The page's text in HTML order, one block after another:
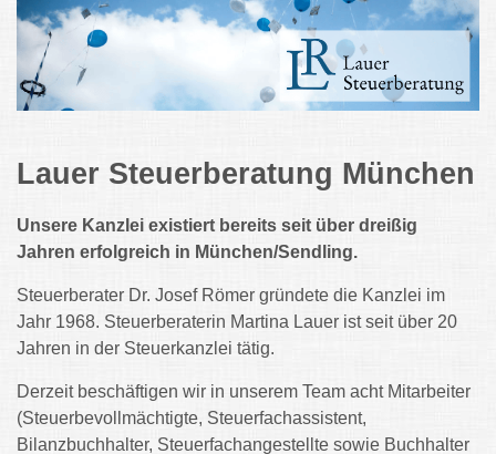
Lauer Steuerberatung München
Unsere Kanzlei existiert bereits seit über dreißig
Jahren erfolgreich in München/Sendling.
Steuerberater Dr. Josef Römer gründete die Kanzlei im
Jahr 1968. Steuerberaterin Martina Lauer ist seit über 20
Jahren in der Steuerkanzlei tätig.
Derzeit beschäftigen wir in unserem Team acht Mitarbeiter
(Steuerbevollmächtigte, Steuerfachassistent,
Bilanzbuchhalter, Steuerfachangestellte sowie Buchhalter